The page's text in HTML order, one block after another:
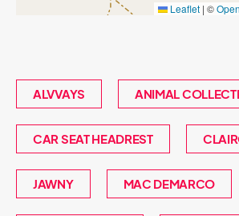
Leaflet | ©
ALVVAYS ANIMAL
CAR SEAT HEADREST
JAWNY MAC DEMARCO